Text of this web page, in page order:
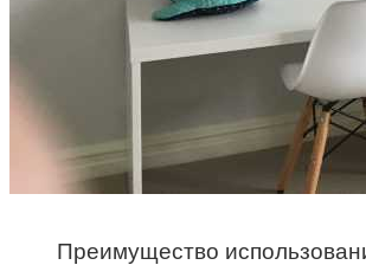
Преимущество